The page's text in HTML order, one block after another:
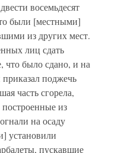
восемьдесят
были [местными]
из других мест.
лиц сдать
что было сдано, и на
поджечь
часть сгорела,
из
на осаду
установили
пускавшие